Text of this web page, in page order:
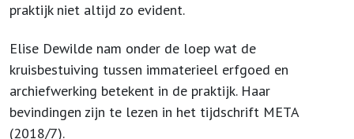
praktijk niet altijd zo evident.
Elise Dewilde nam onder de loep wat de
kruisbestuiving tussen immaterieel erfgoed en
archiefwerking betekent in de praktijk. Haar
bevindingen zijn te lezen in het tijdschrift META
(2018/7).